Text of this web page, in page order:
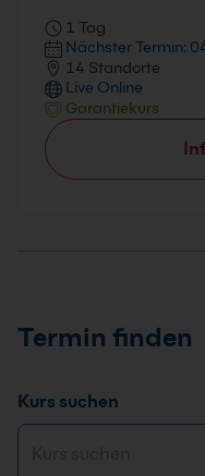
1 Tag
Nächster Termin:
14 Standorte
Live Online
Garantiekurs
Termin finden
Kurs suchen